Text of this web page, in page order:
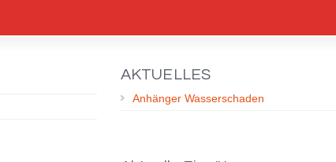
AKTUELLES
Anhänger Wasserschaden